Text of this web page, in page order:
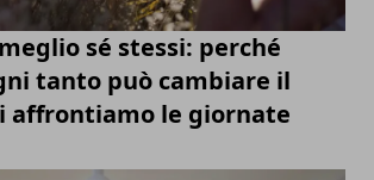
sé stessi: perché
tanto può cambiare il
affrontiamo le giornate